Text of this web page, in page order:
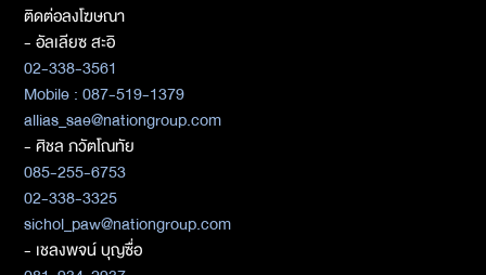
ติดต่อลงโฆษณา
- อัลเลียซ สะอิ
02-338-3561
Mobile : 087-519-1379
allias_sae@nationgroup.com
- ศิชล ภวัตโณทัย
085-255-6753
02-338-3325
sichol_paw@nationgroup.com
- เชลงพจน์ บุญซื่อ